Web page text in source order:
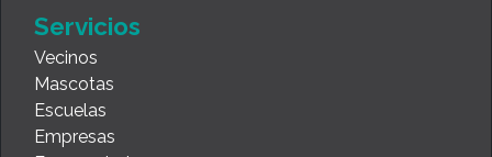
Servicios
Vecinos
Mascotas
Escuelas
Empresas